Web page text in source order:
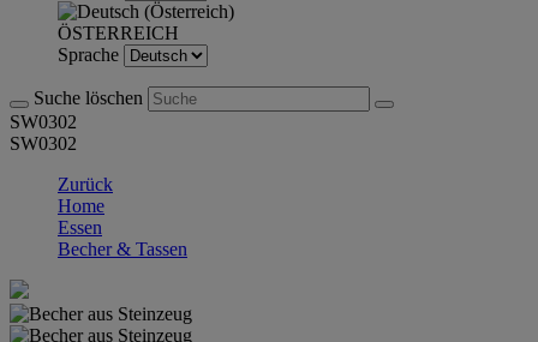
ÖSTERREICH
Sprache
Suche löschen
SW0302
SW0302
Zurück
Home
Essen
Becher & Tassen